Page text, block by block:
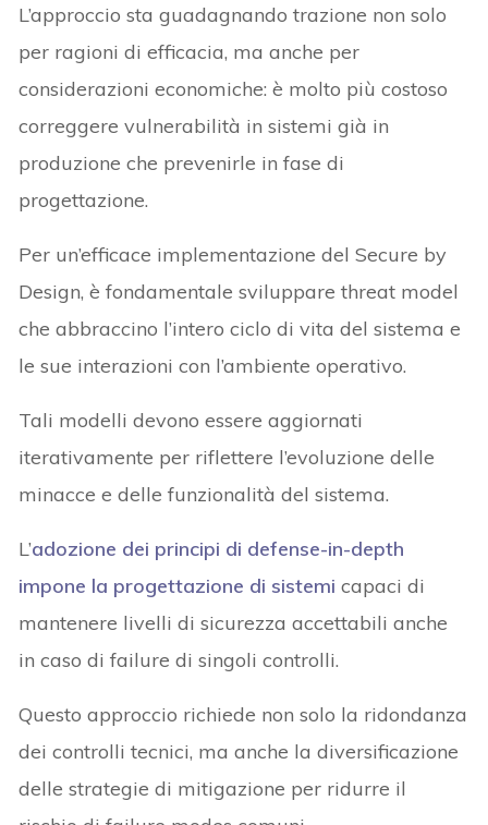
L’approccio sta guadagnando trazione non solo
per ragioni di efficacia, ma anche per
considerazioni economiche: è molto più costoso
correggere vulnerabilità in sistemi già in
produzione che prevenirle in fase di
progettazione.
Per un’efficace implementazione del Secure by
Design, è fondamentale sviluppare threat model
che abbraccino l’intero ciclo di vita del sistema e
le sue interazioni con l’ambiente operativo.
Tali modelli devono essere aggiornati
iterativamente per riflettere l’evoluzione delle
minacce e delle funzionalità del sistema.
L’adozione dei principi di defense-in-depth
impone la progettazione di sistemi capaci di
mantenere livelli di sicurezza accettabili anche
in caso di failure di singoli controlli.
Questo approccio richiede non solo la ridondanza
dei controlli tecnici, ma anche la diversificazione
delle strategie di mitigazione per ridurre il